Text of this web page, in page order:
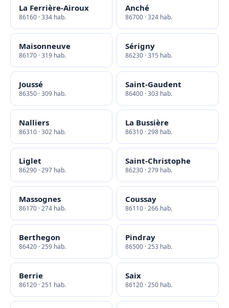
La Ferrière-Airoux
86160 · 334 hab.
Anché
86700 · 324 hab.
Maisonneuve
86170 · 319 hab.
Sérigny
86230 · 315 hab.
Joussé
86350 · 309 hab.
Saint-Gaudent
86400 · 303 hab.
Nalliers
86310 · 302 hab.
La Bussière
86310 · 298 hab.
Liglet
86290 · 297 hab.
Saint-Christophe
86230 · 279 hab.
Massognes
86170 · 274 hab.
Coussay
86110 · 266 hab.
Berthegon
86420 · 259 hab.
Pindray
86500 · 253 hab.
Berrie
86120 · 251 hab.
Saix
86120 · 250 hab.